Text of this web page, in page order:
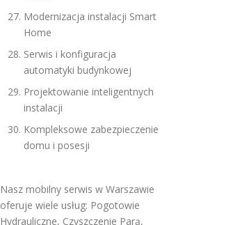
Modernizacja instalacji Smart
Home
Serwis i konfiguracja
automatyki budynkowej
Projektowanie inteligentnych
instalacji
Kompleksowe zabezpieczenie
domu i posesji
Nasz mobilny serwis w Warszawie
oferuje wiele usług: Pogotowie
Hydrauliczne, Czyszczenie Parą,